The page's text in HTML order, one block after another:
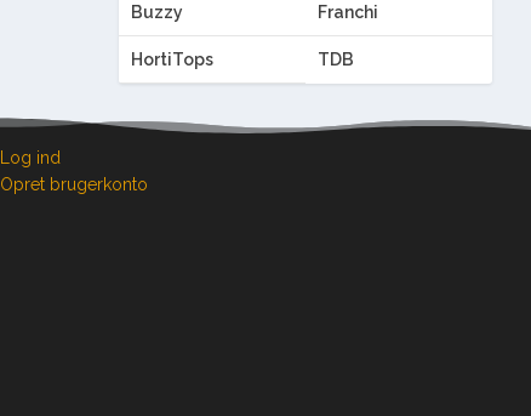
Buzzy Franchi
HortiTops TDB
Log ind
Opret brugerkonto